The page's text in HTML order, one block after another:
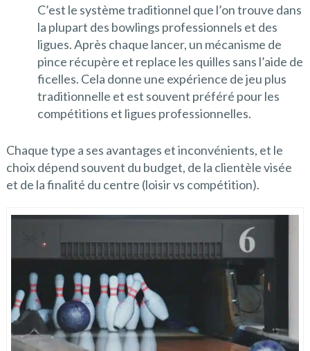
C’est le système traditionnel que l’on trouve dans
la plupart des bowlings professionnels et des
ligues. Après chaque lancer, un mécanisme de
pince récupère et replace les quilles sans l’aide de
ficelles. Cela donne une expérience de jeu plus
traditionnelle et est souvent préféré pour les
compétitions et ligues professionnelles.
Chaque type a ses avantages et inconvénients, et le
choix dépend souvent du budget, de la clientèle visée
et de la finalité du centre (loisir vs compétition).